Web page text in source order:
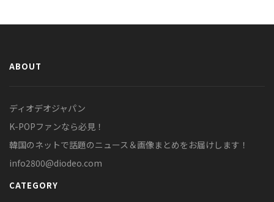
ABOUT
ディオデオジャパン
K-POPファンなら必見！
韓国のネットで話題のニュース＆画像まとめをお届けします！
info2800@diodeo.com
CATEGORY